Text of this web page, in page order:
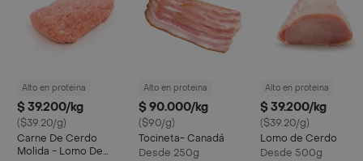
Alto en proteina
$ 39.200/kg
($39.20/g)
Carne De Cerdo
Molida - Lomo De
Alto en proteina
$ 90.000/kg
($90/g)
Tocineta- Canadá
Desde 250g
Alto en proteina
$ 39.200/kg
($39.20/g)
Lomo de Cerdo
Desde 500g